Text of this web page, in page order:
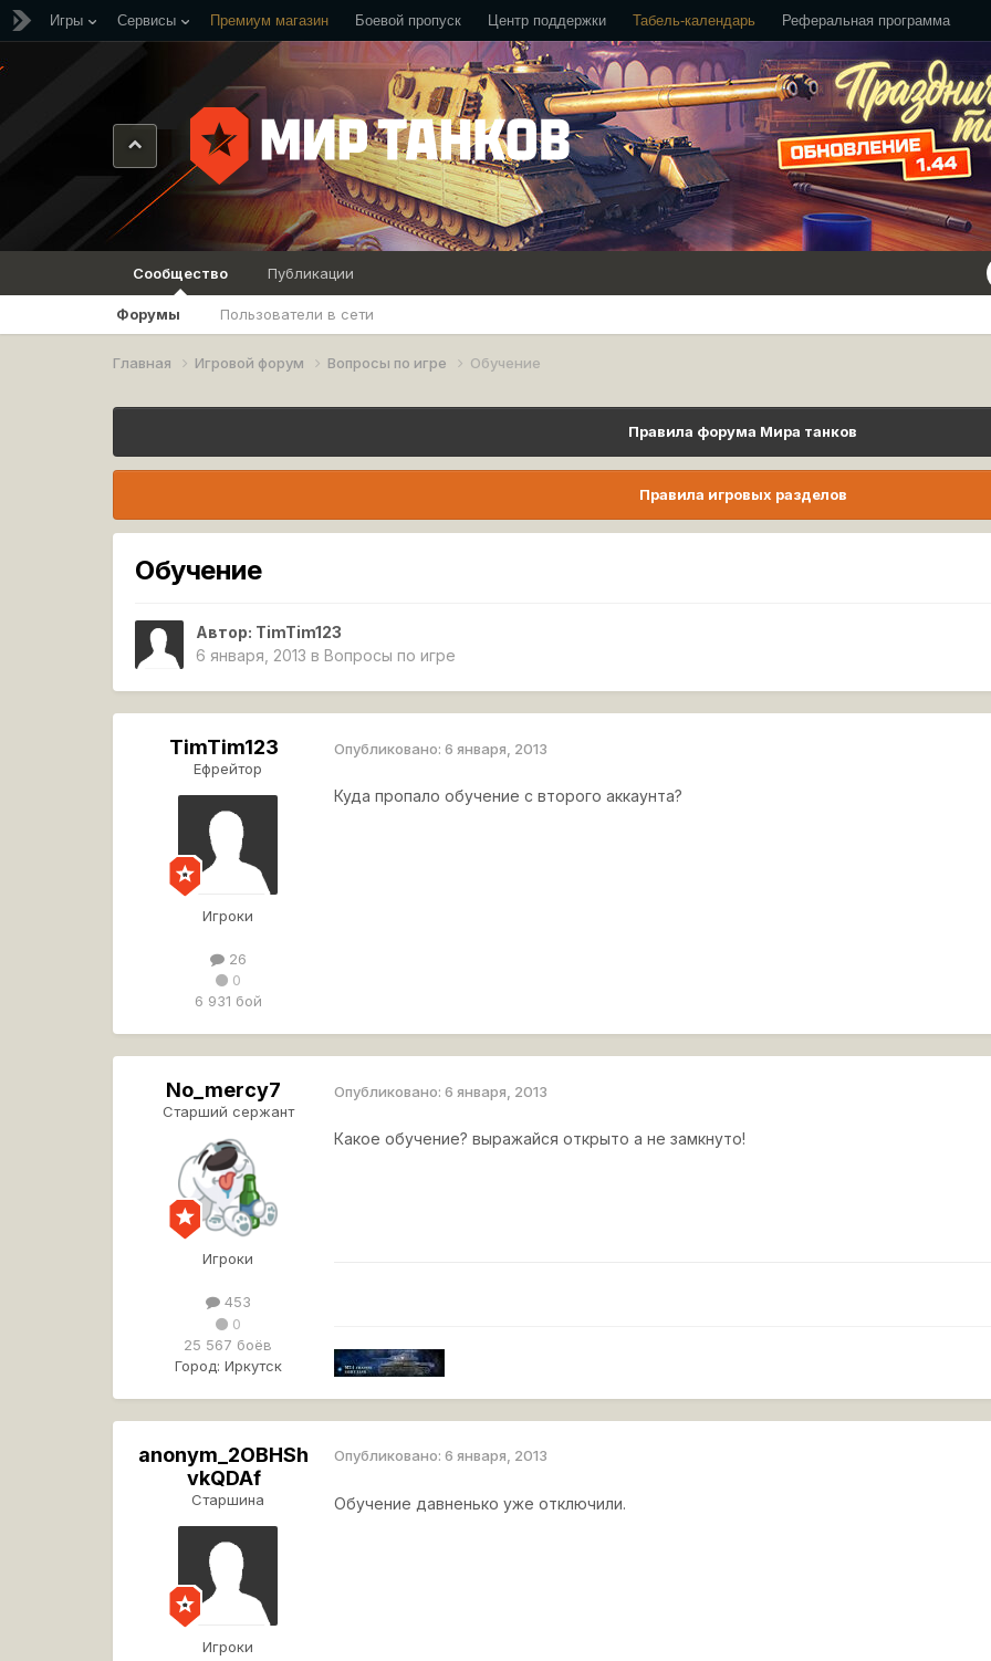
Игры Сервисы Премиум магазин Боевой пропуск Центр поддержки Табель-календарь Реферальная программа
Сообщество
Форумы Пользователи в сети
Публикации
Главная Игровой форум Вопросы по игре Обучение
Правила форума Мира танков
Правила игровых разделов
Обучение
Автор: TimTim123
6 января, 2013 в Вопросы по игре
TimTim123
Ефрейтор
Игроки
26
0
6 931 бой
Опубликовано:6 января, 2013
Куда пропало обучение с второго аккаунта?
No_mercy7
Старший сержант
Игроки
453
0
25 567 боёв
Город: Иркутск
Опубликовано:6 января, 2013
Какое обучение? выражайся открыто а не замкнуто!
anonym_2OBHSh
vkQDAf
Старшина
Игроки
Опубликовано:6 января, 2013
Обучение давненько уже отключили.